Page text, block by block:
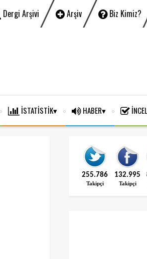
Dergi Arşivi Arşiv Biz Kimiz?
İSTATİSTİK HABER
255.786
Takipçi
132.995
Takipçi